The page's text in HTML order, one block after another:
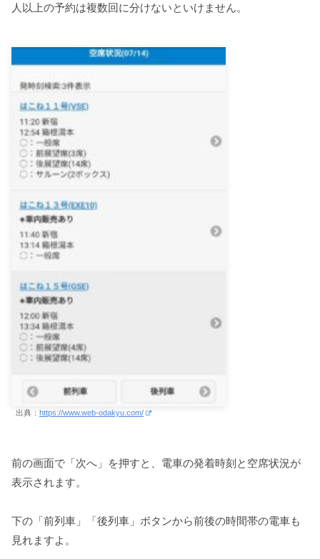
人以上の予約は複数回に分けないといけません。
出典： https://www.web-odakyu.com/
前の画面で「次へ」を押すと、電車の発着時刻と空席状況が
表示されます。
下の「前列車」「後列車」ボタンから前後の時間帯の電車も
見れますよ。